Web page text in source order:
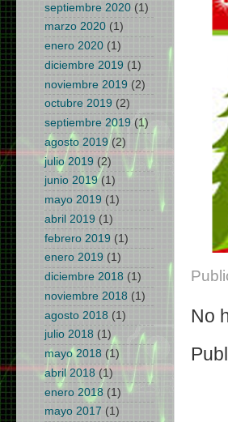
No
septiembre 2020 (1)
marzo 2020 (1)
enero 2020 (1)
diciembre 2019 (1)
noviembre 2019 (2)
octubre 2019 (2)
septiembre 2019 (1)
agosto 2019(2)
julio 2019 (2)
junio 2019(1)
mayo 2019 (1)
abril 2019 (1)
febrero 2019 (1)
enero 2019 (1)
diciembre 2018 (1)
noviembre 2018 (1)
agosto 2018 (1)
julio 2018 (1)
mayo 2018 (1)
abril 2018(1)
enero 2018 (1)
mayo 2017 (1)